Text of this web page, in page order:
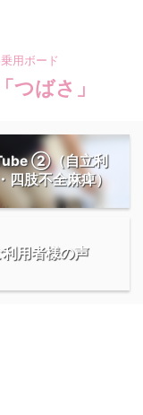
用ボード
つばさ」
②（自立利
四肢不全麻痺）
利用者様の声